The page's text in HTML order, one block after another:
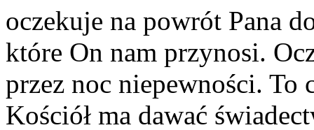
oczekuje na powrót Pana
które On nam przynosi.
przez noc niepewności. To
Kościół ma dawać